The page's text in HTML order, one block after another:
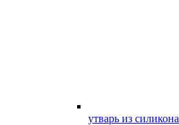
утварь из силикона